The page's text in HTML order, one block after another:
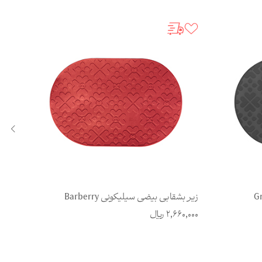
زیر بشقابی بیضی سیلیکونی Barberry
2,660,000ریال